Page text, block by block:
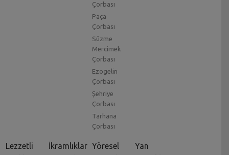
Çorbası
Paça
Çorbası
Süzme
Mercimek
Çorbası
Ezogelin
Çorbası
Şehriye
Çorbası
Tarhana
Çorbası
Lezzetli
İkramlıklar Yöresel
Yan